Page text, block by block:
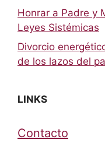
Honrar a Padre y
Leyes Sistémicas
Divorcio
de los lazos del
LINKS
Contacto